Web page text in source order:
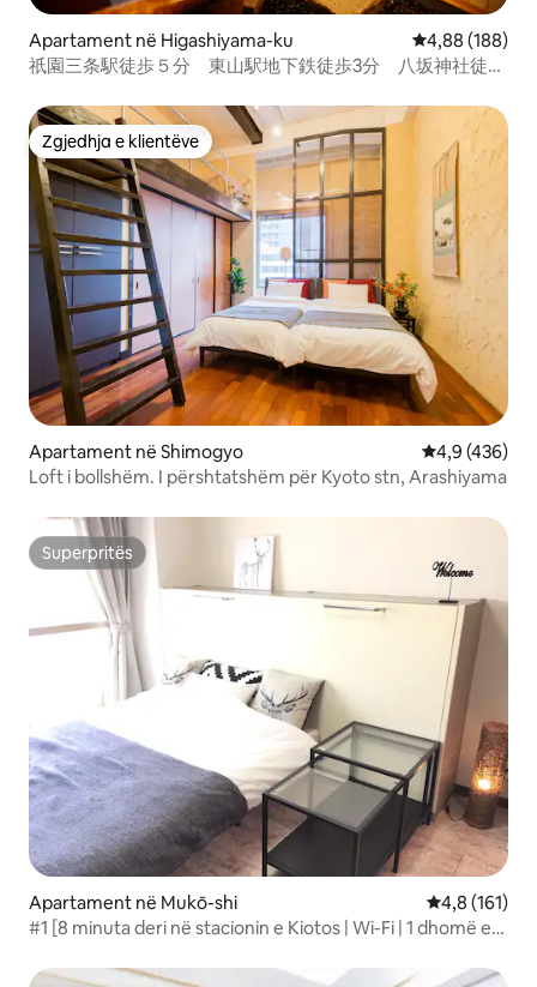
Apartament në Higashiyama-ku Vlerësimi
4,88 (188)
祇園三条駅徒歩５分 東山駅地下鉄徒歩3分 八坂神社徒歩
Zgjedhja e klientëve
Zgjedhja e klientëve
Apartament në Shimogyo Vlerësimi
4,9 (436)
Loft i bollshëm. I përshtatshëm për Kyoto stn, Arashiyama
Superpritës
Superpritës
Apartament në Mukō-shi Vlerësimi
4,8 (161)
#1 [8 minuta deri në stacionin e Kiotos | Wi-Fi | 1 dhomë e